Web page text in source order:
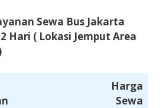
Sewa Bus Jakarta
2 Hari ( Lokasi Jemput Area
Harga
Sewa